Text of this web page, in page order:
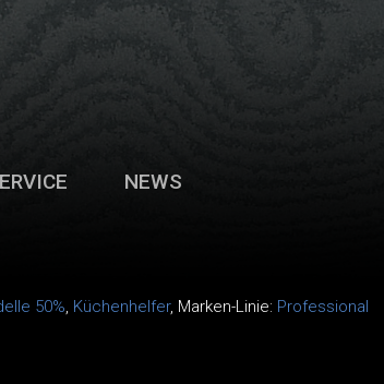
NEWS
50%, Küchenhelfer, Marken-Linie: Professional